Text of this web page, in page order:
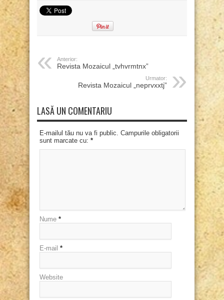
Anterior:
Revista Mozaicul „tvhvrmtnx”
Urmator:
Revista Mozaicul „neprvxxtj”
LASĂ UN COMENTARIU
E-mailul tău nu va fi public. Campurile obligatorii
sunt marcate cu: *
Nume *
E-mail *
Website